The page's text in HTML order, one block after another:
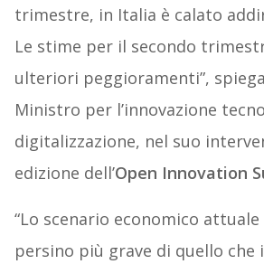
trimestre, in Italia è calato
Le stime per il secondo
ulteriori peggioramenti”, spiega
Ministro per l’innovazione
digitalizzazione, nel suo
edizione dell’Open Innovation
“Lo scenario economico
persino più grave di quello che